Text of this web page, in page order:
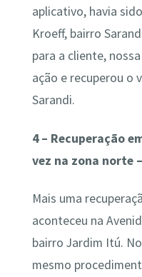
aplicativo, havia
Kroeff, bairro
para a cliente,
ação e recuperou o
Sarandi.
4 – Recuperação
vez na zona norte
Mais uma
aconteceu na
bairro Jardim Itú.
mesmo